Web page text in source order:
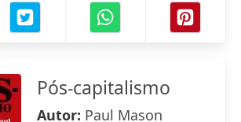
Pós-capitalismo
Autor: Paul Mason